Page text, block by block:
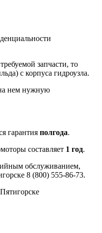
запчасти, то
с корпуса гидроузла.
нем нужную
гарантия полгода.
составляет 1 год.
обслуживанием,
8 (800) 555-86-73.